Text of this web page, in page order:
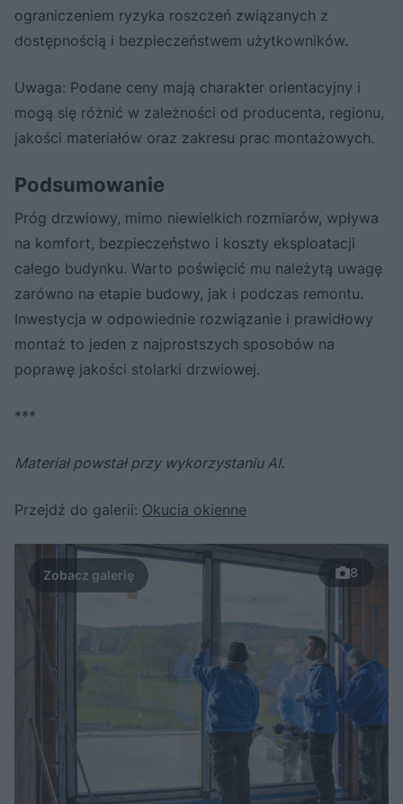
ograniczeniem ryzyka roszczeń związanych z
dostępnością i bezpieczeństwem użytkowników.
Uwaga: Podane ceny mają charakter orientacyjny i
mogą się różnić w zależności od producenta, regionu,
jakości materiałów oraz zakresu prac montażowych.
Podsumowanie
Próg drzwiowy, mimo niewielkich rozmiarów, wpływa
na komfort, bezpieczeństwo i koszty eksploatacji
całego budynku. Warto poświęcić mu należytą uwagę
zarówno na etapie budowy, jak i podczas remontu.
Inwestycja w odpowiednie rozwiązanie i prawidłowy
montaż to jeden z najprostszych sposobów na
poprawę jakości stolarki drzwiowej.
***
Materiał powstał przy wykorzystaniu AI.
Przejdź do galerii: Okucia okienne
8